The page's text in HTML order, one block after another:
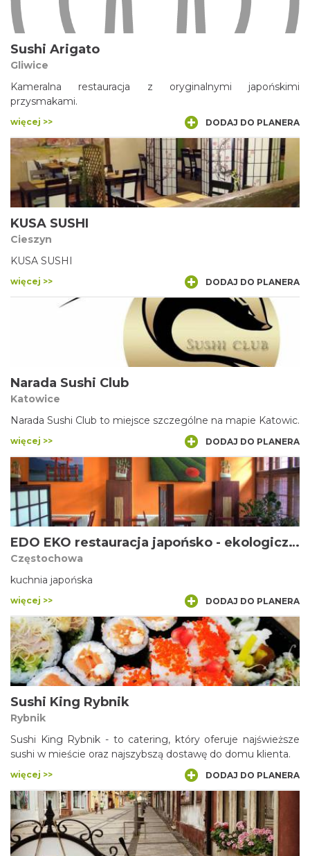
Sushi Arigato
Gliwice
Kameralna restauracja z oryginalnymi japońskimi
przysmakami.
więcej >> DODAJ DO PLANERA
KUSA SUSHI
Cieszyn
KUSA SUSHI
więcej >> DODAJ DO PLANERA
Narada Sushi Club
Katowice
Narada Sushi Club to miejsce szczególne na mapie Katowic.
więcej >> DODAJ DO PLANERA
EDO EKO restauracja japońsko - ekologiczna
Częstochowa
kuchnia japońska
więcej >> DODAJ DO PLANERA
Sushi King Rybnik
Rybnik
Sushi King Rybnik - to catering, który oferuje najświeższe
sushi w mieście oraz najszybszą dostawę do domu klienta.
więcej >> DODAJ DO PLANERA